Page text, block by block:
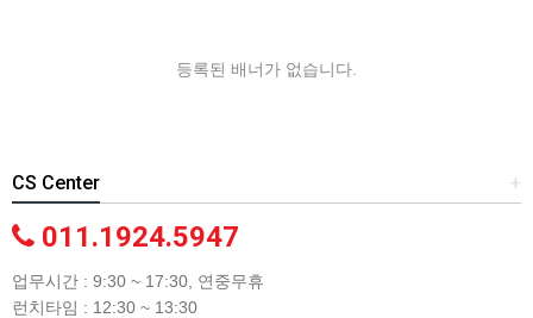
등록된 배너가 없습니다.
+
CS Center
011.1924.5947
업무시간 : 9:30 ~ 17:30, 연중무휴
런치타임 : 12:30 ~ 13:30